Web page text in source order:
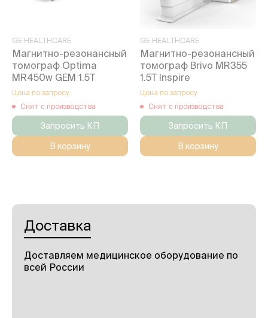
GE HEALTHCARE
Магнитно-резонансный
томограф Optima
MR450w GEM 1.5T
Цена по запросу
Снят с производства
Запросить КП
В корзину
GE HEALTHCARE
Магнитно-резонансный
томограф Brivo MR355
1.5T Inspire
Цена по запросу
Снят с производства
Запросить КП
В корзину
Доставка
Доставляем медицинское оборудование по
всей России